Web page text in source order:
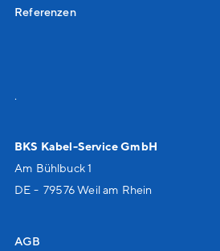
Referenzen
.
BKS Kabel-Service GmbH
Am Bühlbuck 1
DE - 79576 Weil am Rhein
AGB